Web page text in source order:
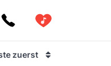
zuerst